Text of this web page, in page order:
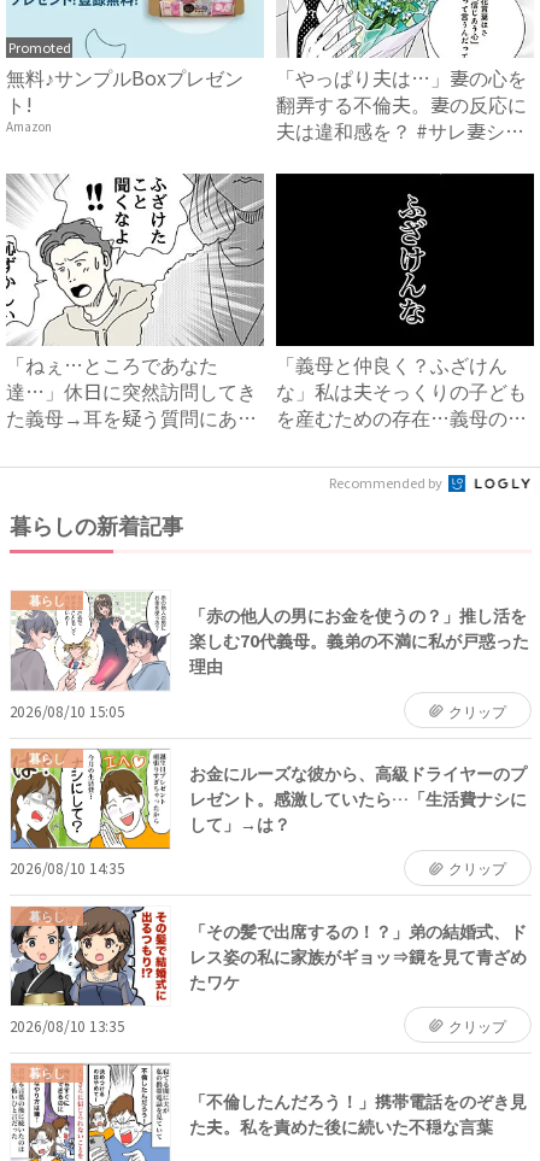
Promoted
無料♪サンプルBoxプレゼン
ト!
Amazon
「やっぱり夫は…」妻の心を
翻弄する不倫夫。妻の反応に
夫は違和感を？ #サレ妻シ
「ねぇ…ところであなた
達…」休日に突然訪問してき
た義母→耳を疑う質問にあ
「義母と仲良く？ふざけん
な」私は夫そっくりの子ども
を産むための存在…義母の企
Recommended by
暮らしの新着記事
暮らし
「赤の他人の男にお金を使うの？」推し活を
楽しむ70代義母。義弟の不満に私が戸惑った
理由
2026/08/10 15:05 クリップ
暮らし
お金にルーズな彼から、高級ドライヤーのプ
レゼント。感激していたら…「生活費ナシに
して」→は？
2026/08/10 14:35 クリップ
暮らし
「その髪で出席するの！？」弟の結婚式、ド
レス姿の私に家族がギョッ⇒鏡を見て青ざめ
たワケ
2026/08/10 13:35 クリップ
暮らし
「不倫したんだろう！」携帯電話をのぞき見
た夫。私を責めた後に続いた不穏な言葉